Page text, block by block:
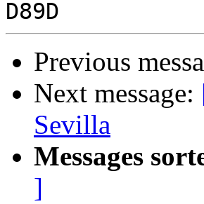
Previous
Next message:
Sevilla
Messages
]